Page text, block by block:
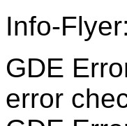
Info-Flyer:
GDE
error